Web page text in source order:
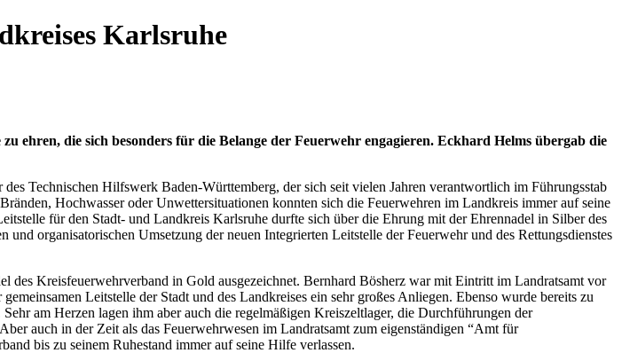
Karlsruhe
ehren, die sich besonders für die Belange der Feuerwehr engagieren. Eckhard Helms übergab die
Technischen Hilfswerk Baden-Württemberg, der sich seit vielen Jahren verantwortlich im Führungsstab
Hochwasser oder Unwettersituationen konnten sich die Feuerwehren im Landkreis immer auf seine
für den Stadt- und Landkreis Karlsruhe durfte sich über die Ehrung mit der Ehrennadel in Silber des
organisatorischen Umsetzung der neuen Integrierten Leitstelle der Feuerwehr und des Rettungsdienstes
Kreisfeuerwehrverband in Gold ausgezeichnet. Bernhard Bösherz war mit Eintritt im Landratsamt vor
Leitstelle der Stadt und des Landkreises ein sehr großes Anliegen. Ebenso wurde bereits zu
am Herzen lagen ihm aber auch die regelmäßigen Kreiszeltlager, die Durchführungen der
auch in der Zeit als das Feuerwehrwesen im Landratsamt zum eigenständigen “Amt für
bis zu seinem Ruhestand immer auf seine Hilfe verlassen.